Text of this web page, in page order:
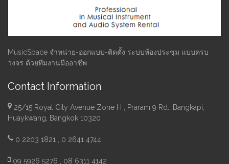
MusicSpace จำหน่าย-ออกแบบ-ติดตั้ง ระบบห้องประชุม แบบครบ
วงจร ด้วยทีมงานมืออาชีพ
Contact Information
25/15 Royal City Avenue Zone H , Praram 9 Rd., Bangkapi,
Huaykwang, Bangkok 10320
0 2203 1821 , 0 2641 4744
09 5926 5276 , 08 6311 4142